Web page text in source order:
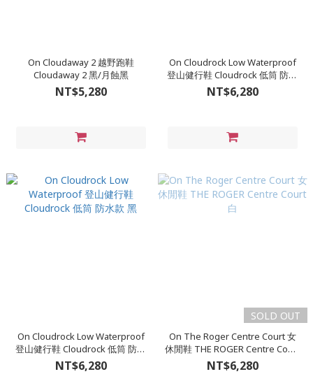
On Cloudaway 2 越野跑鞋
Cloudaway 2 黑/月蝕黑
NT$5,280
On Cloudrock Low Waterproof
登山健行鞋 Cloudrock 低筒 防水
款 象牙白
NT$6,280
On Cloudrock Low Waterproof
登山健行鞋 Cloudrock 低筒 防水
款 黑
NT$6,280
SOLD OUT
On The Roger Centre Court 女
休閒鞋 THE ROGER Centre Court
白
NT$6,280